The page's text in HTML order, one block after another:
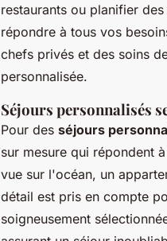
restaurants ou planifier
répondre à tous vos
chefs privés et des soins
personnalisée.
Séjours personnalisés
Pour des séjours
sur mesure qui répondent
vue sur l'océan, un
détail est pris en compte
soigneusement